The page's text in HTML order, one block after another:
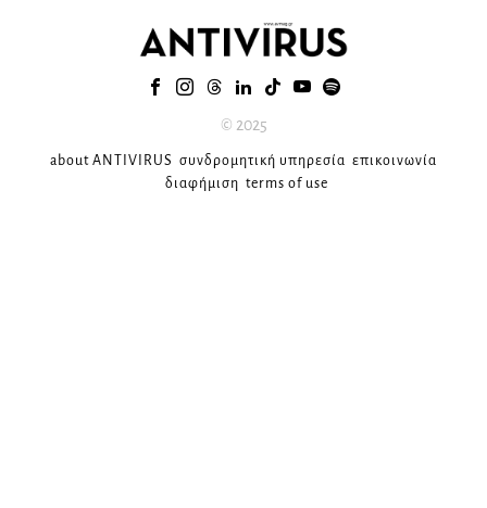
© 2025
about ANTIVIRUS συνδρομητική υπηρεσία επικοινωνία
διαφήμιση terms of use